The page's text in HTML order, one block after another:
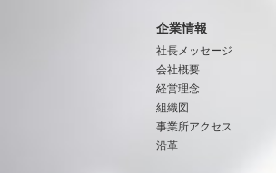
企業情報
社長メッセージ
会社概要
経営理念
組織図
事業所アクセス
沿革